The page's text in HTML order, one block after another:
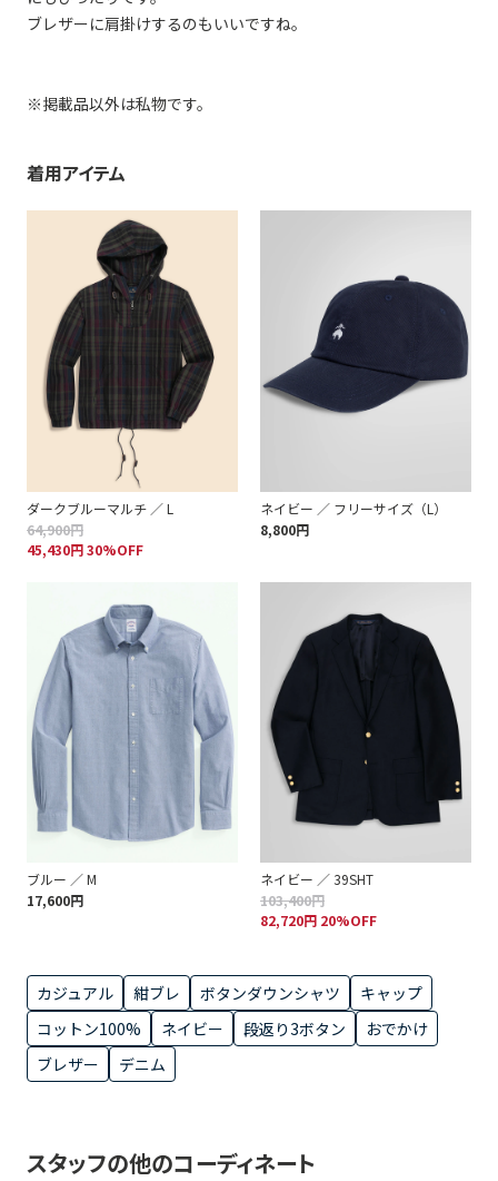
ブレザーに肩掛けするのもいいですね。
※掲載品以外は私物です。
着用アイテム
ダークブルーマルチ ／ L
64,900円
45,430円 30%OFF
ネイビー ／ フリーサイズ（L）
8,800円
ブルー ／ M
17,600円
ネイビー ／ 39SHT
103,400円
82,720円 20%OFF
カジュアル 紺ブレ ボタンダウンシャツ
キャップ
コットン100%
ネイビー 段返り3ボタン
おでかけ
ブレザー
デニム
スタッフの他のコーディネート